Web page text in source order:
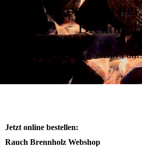
Willkommen bei
Ihrem zuverlässigen Partner
Immer dann: Wenn's
Jetzt online bestellen:
Rauch Brennholz Webshop